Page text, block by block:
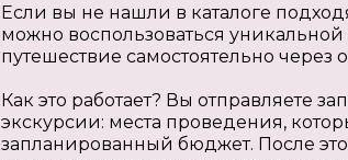
Если вы не нашли в каталоге
можно воспользоваться
путешествие самостоятельно через
Как это работает? Вы отправляете
экскурсии: места проведения,
запланированный бюджет. После